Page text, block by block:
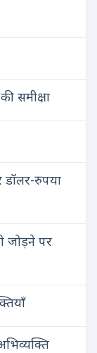
समीक्षा
रुपया
जोड़ने पर